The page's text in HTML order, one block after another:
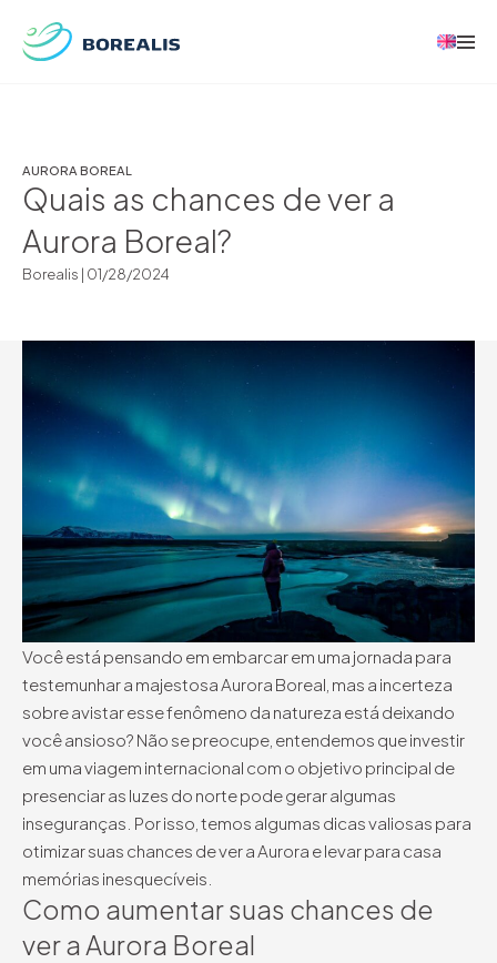
AURORA BOREAL
Quais as chances de ver a
Aurora Boreal?
Borealis | 01/28/2024
Você está pensando em embarcar em uma jornada para
testemunhar a majestosa Aurora Boreal, mas a incerteza
sobre avistar esse fenômeno da natureza está deixando
você ansioso? Não se preocupe, entendemos que investir
em uma viagem internacional com o objetivo principal de
presenciar as luzes do norte pode gerar algumas
inseguranças. Por isso, temos algumas dicas valiosas para
otimizar suas chances de ver a Aurora e levar para casa
memórias inesquecíveis.
Como aumentar suas chances de
ver a Aurora Boreal